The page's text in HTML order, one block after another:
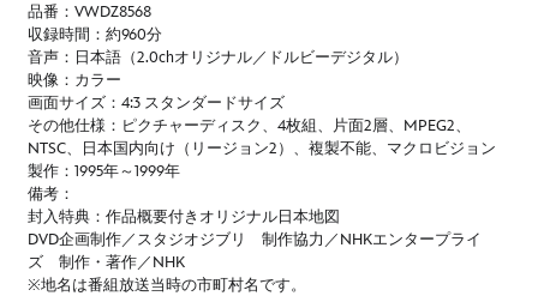
品番：VWDZ8568
収録時間：約960分
音声：日本語（2.0chオリジナル／ドルビーデジタル）
映像：カラー
画面サイズ：4:3 スタンダードサイズ
その他仕様：ピクチャーディスク、4枚組、片面2層、MPEG2、
NTSC、日本国内向け（リージョン2）、複製不能、マクロビジョン
製作：1995年～1999年
備考：
封入特典：作品概要付きオリジナル日本地図
DVD企画制作／スタジオジブリ 制作協力／NHKエンタープライ
ズ 制作・著作／NHK
※地名は番組放送当時の市町村名です。